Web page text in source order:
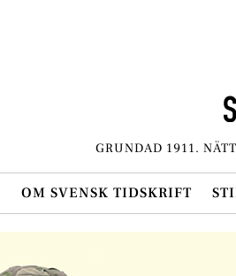
GRUNDAD 1911.
OM SVENSK TIDSKRIFT